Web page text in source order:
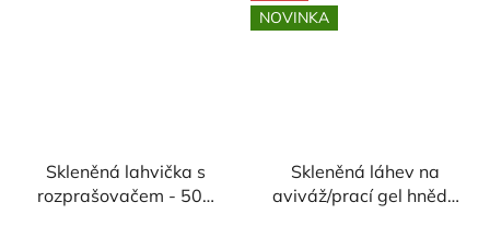
Skleněná lahvička s
rozprašovačem - 500
NOVINKA
Skleněná láhev na
aviváž/prací gel hnědá